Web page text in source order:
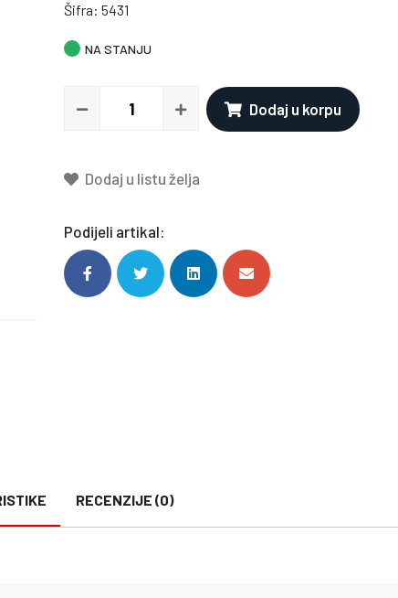
Šifra: 5431
NA STANJU
Dodaj u korpu
Dodaj u listu želja
Podijeli artikal:
RECENZIJE (0)